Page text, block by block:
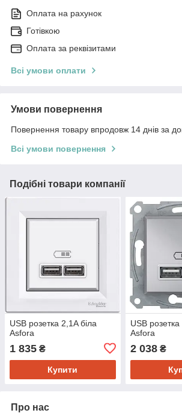
Оплата на рахунок
Готівкою
Оплата за реквізитами
Всі умови оплати
Умови повернення
Повернення товару впродовж 14 днів за
Всі умови повернення
Подібні товари компанії
USB розетка 2,1A біла
Asfora
1 835 ₴
Купити
USB
Asfora
2 038₴
Про нас